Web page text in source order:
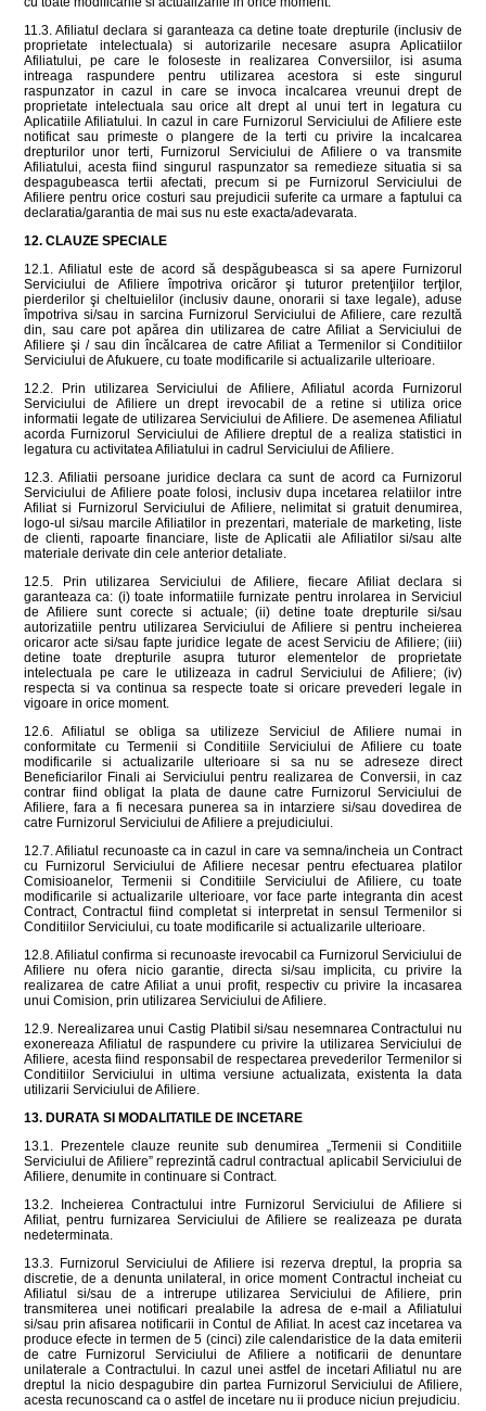
11.3. Afiliatul declara si garanteaza ca detine toate drepturile (inclusiv de
proprietate intelectuala) si autorizarile necesare asupra Aplicatiilor
Afiliatului, pe care le foloseste in realizarea Conversiilor, isi asuma
intreaga raspundere pentru utilizarea acestora si este singurul
raspunzator in cazul in care se invoca incalcarea vreunui drept de
proprietate intelectuala sau orice alt drept al unui tert in legatura cu
Aplicatiile Afiliatului. In cazul in care Furnizorul Serviciului de Afiliere este
notificat sau primeste o plangere de la terti cu privire la incalcarea
drepturilor unor terti, Furnizorul Serviciului de Afiliere o va transmite
Afiliatului, acesta fiind singurul raspunzator sa remedieze situatia si sa
despagubeasca tertii afectati, precum si pe Furnizorul Serviciului de
Afiliere pentru orice costuri sau prejudicii suferite ca urmare a faptului ca
declaratia/garantia de mai sus nu este exacta/adevarata.
12. CLAUZE SPECIALE
12.1. Afiliatul este de acord să despăgubeasca si sa apere Furnizorul
Serviciului de Afiliere împotriva oricăror şi tuturor pretenţiilor terţilor,
pierderilor şi cheltuielilor (inclusiv daune, onorarii si taxe legale), aduse
împotriva si/sau in sarcina Furnizorul Serviciului de Afiliere, care rezultă
din, sau care pot apărea din utilizarea de catre Afiliat a Serviciului de
Afiliere şi / sau din încălcarea de catre Afiliat a Termenilor si Conditiilor
Serviciului de Afukuere, cu toate modificarile si actualizarile ulterioare.
12.2. Prin utilizarea Serviciului de Afiliere, Afiliatul acorda Furnizorul
Serviciului de Afiliere un drept irevocabil de a retine si utiliza orice
informatii legate de utilizarea Serviciului de Afiliere. De asemenea Afiliatul
acorda Furnizorul Serviciului de Afiliere dreptul de a realiza statistici in
legatura cu activitatea Afiliatului in cadrul Serviciului de Afiliere.
12.3. Afiliatii persoane juridice declara ca sunt de acord ca Furnizorul
Serviciului de Afiliere poate folosi, inclusiv dupa incetarea relatiilor intre
Afiliat si Furnizorul Serviciului de Afiliere, nelimitat si gratuit denumirea,
logo-ul si/sau marcile Afiliatilor in prezentari, materiale de marketing, liste
de clienti, rapoarte financiare, liste de Aplicatii ale Afiliatilor si/sau alte
materiale derivate din cele anterior detaliate.
12.5. Prin utilizarea Serviciului de Afiliere, fiecare Afiliat declara si
garanteaza ca: (i) toate informatiile furnizate pentru inrolarea in Serviciul
de Afiliere sunt corecte si actuale; (ii) detine toate drepturile si/sau
autorizatiile pentru utilizarea Serviciului de Afiliere si pentru incheierea
oricaror acte si/sau fapte juridice legate de acest Serviciu de Afiliere; (iii)
detine toate drepturile asupra tuturor elementelor de proprietate
intelectuala pe care le utilizeaza in cadrul Serviciului de Afiliere; (iv)
respecta si va continua sa respecte toate si oricare prevederi legale in
vigoare in orice moment.
12.6. Afiliatul se obliga sa utilizeze Serviciul de Afiliere numai in
conformitate cu Termenii si Conditiile Serviciului de Afiliere cu toate
modificarile si actualizarile ulterioare si sa nu se adreseze direct
Beneficiarilor Finali ai Serviciului pentru realizarea de Conversii, in caz
contrar fiind obligat la plata de daune catre Furnizorul Serviciului de
Afiliere, fara a fi necesara punerea sa in intarziere si/sau dovedirea de
catre Furnizorul Serviciului de Afiliere a prejudiciului.
12.7. Afiliatul recunoaste ca in cazul in care va semna/incheia un Contract
cu Furnizorul Serviciului de Afiliere necesar pentru efectuarea platilor
Comisioanelor, Termenii si Conditiile Serviciului de Afiliere, cu toate
modificarile si actualizarile ulterioare, vor face parte integranta din acest
Contract, Contractul fiind completat si interpretat in sensul Termenilor si
Conditiilor Serviciului, cu toate modificarile si actualizarile ulterioare.
12.8. Afiliatul confirma si recunoaste irevocabil ca Furnizorul Serviciului de
Afiliere nu ofera nicio garantie, directa si/sau implicita, cu privire la
realizarea de catre Afiliat a unui profit, respectiv cu privire la incasarea
unui Comision, prin utilizarea Serviciului de Afiliere.
12.9. Nerealizarea unui Castig Platibil si/sau nesemnarea Contractului nu
exonereaza Afiliatul de raspundere cu privire la utilizarea Serviciului de
Afiliere, acesta fiind responsabil de respectarea prevederilor Termenilor si
Conditiilor Serviciului in ultima versiune actualizata, existenta la data
utilizarii Serviciului de Afiliere.
13. DURATA SI MODALITATILE DE INCETARE
13.1. Prezentele clauze reunite sub denumirea „Termenii si Conditiile
Serviciului de Afiliere” reprezintă cadrul contractual aplicabil Serviciului de
Afiliere, denumite in continuare si Contract.
13.2. Incheierea Contractului intre Furnizorul Serviciului de Afiliere si
Afiliat, pentru furnizarea Serviciului de Afiliere se realizeaza pe durata
nedeterminata.
13.3. Furnizorul Serviciului de Afiliere isi rezerva dreptul, la propria sa
discretie, de a denunta unilateral, in orice moment Contractul incheiat cu
Afiliatul si/sau de a intrerupe utilizarea Serviciului de Afiliere, prin
transmiterea unei notificari prealabile la adresa de e-mail a Afiliatului
si/sau prin afisarea notificarii in Contul de Afiliat. In acest caz incetarea va
produce efecte in termen de 5 (cinci) zile calendaristice de la data emiterii
de catre Furnizorul Serviciului de Afiliere a notificarii de denuntare
unilaterale a Contractului. In cazul unei astfel de incetari Afiliatul nu are
dreptul la nicio despagubire din partea Furnizorul Serviciului de Afiliere,
acesta recunoscand ca o astfel de incetare nu ii produce niciun prejudiciu.